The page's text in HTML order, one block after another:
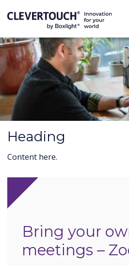
Heading
Content here.
Bring your
meetings –